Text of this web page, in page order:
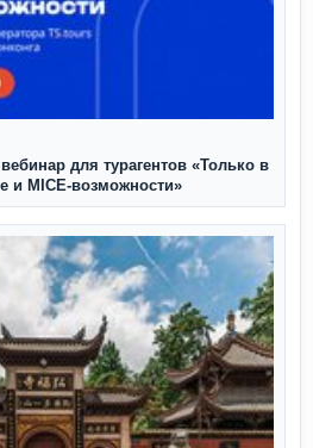
для турагентов «Только в
и MICE-возможности»